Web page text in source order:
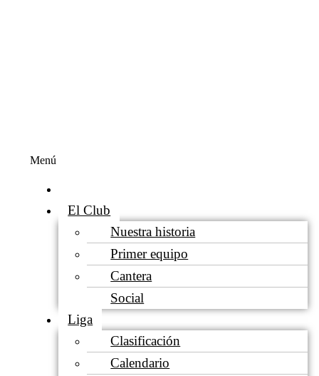
Menú
El Club
Nuestra historia
Primer equipo
Cantera
Social
Liga
Clasificación
Calendario